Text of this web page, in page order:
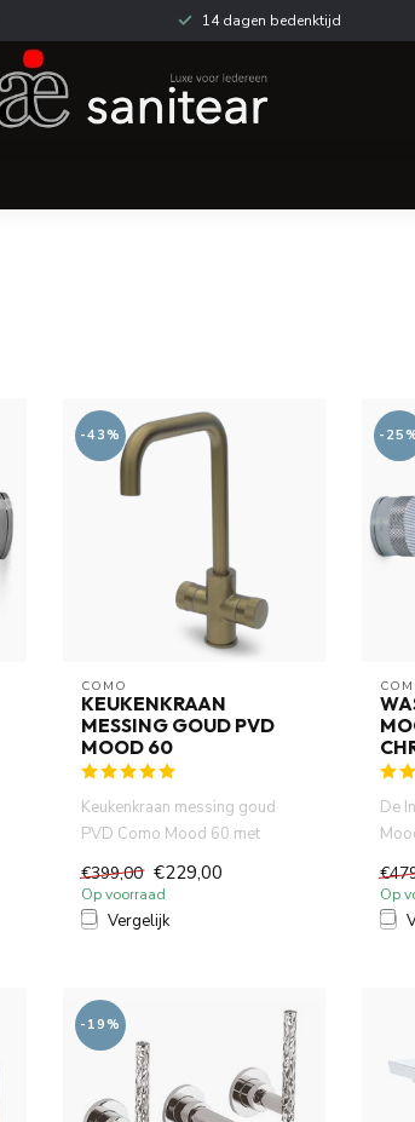
14 dagen bedenktijd
-43%
COMO
KEUKENKRAAN
MESSING GOUD PVD
MOOD 60
Keukenkraan messing goud
PVD Como Mood 60 met
Waterbesparend ...
€399,00 €229,00
Op voorraad
Vergelijk
-
De
Op
-19%